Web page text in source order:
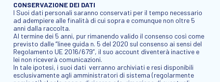
CONSERVAZIONE DEI DATI
I Suoi dati personali saranno conservati per il tempo necessario
ad adempiere alle finalità di cui sopra e comunque non oltre 5
anni dalla raccolta.
Al termine dei 5 anni, pur rimanendo valido il consenso così come
previsto dalle “linee guida n. 5 del 2020 sul consenso ai sensi del
Regolamento UE 2016/679”, il suo account diventerà inactive e
lei non riceverà comunicazioni.
In tale ipotesi, i suoi dati verranno archiviati e resi disponibili
esclusivamente agli amministratori di sistema (regolarmente